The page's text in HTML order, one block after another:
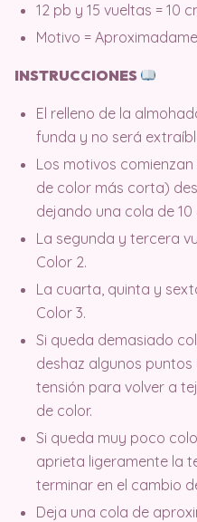
12 pb y 15 vueltas = 10
Motivo =
INSTRUCCIONES
El relleno de la
funda y no será
Los motivos
de color más corta)
dejando una cola de 10
La segunda y tercera
Color 2.
La cuarta, quinta y
Color 3.
Si queda demasiado
deshaz algunos
tensión para volver a
de color.
Si queda muy poco
aprieta ligeramente la
terminar en el cambio
Deja una cola de